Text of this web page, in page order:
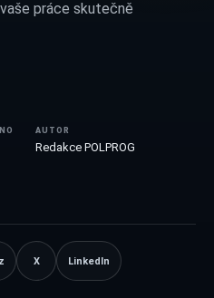
práce skutečně
AUTOR
Redakce POLPROG
X LinkedIn